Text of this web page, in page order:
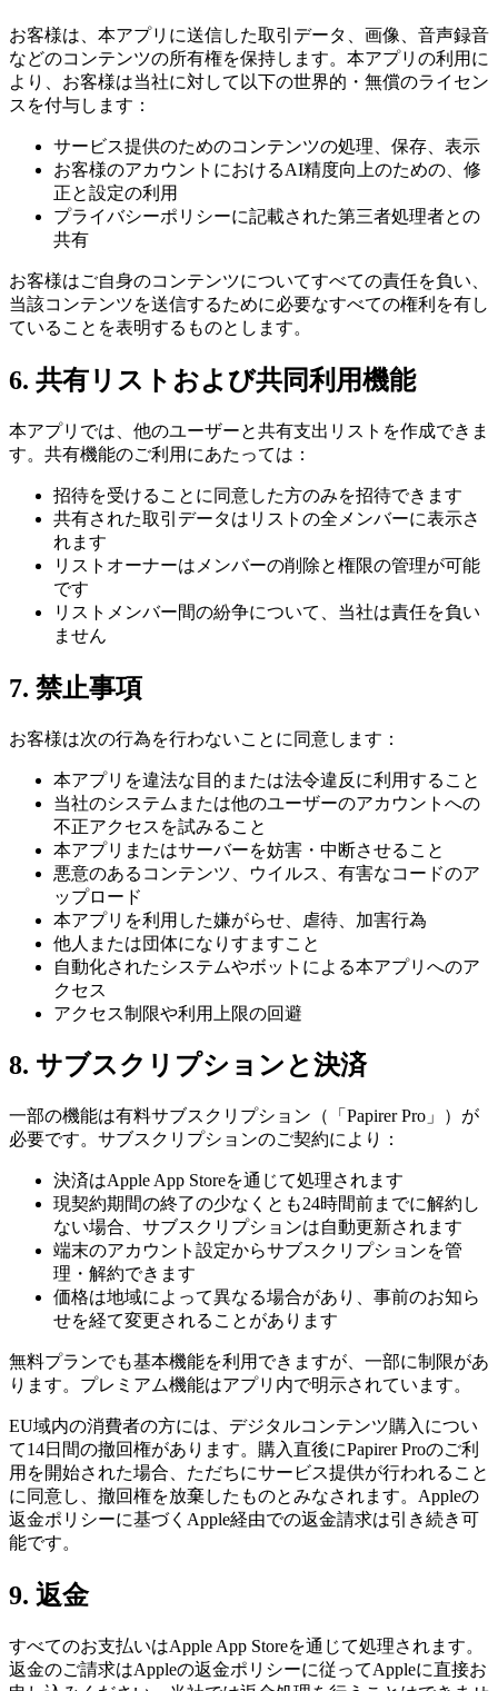
お客様は、本アプリに送信した取引データ、画像、音声録音
などのコンテンツの所有権を保持します。本アプリの利用に
より、お客様は当社に対して以下の世界的・無償のライセン
スを付与します：
サービス提供のためのコンテンツの処理、保存、表示
お客様のアカウントにおけるAI精度向上のための、修
正と設定の利用
プライバシーポリシーに記載された第三者処理者との
共有
お客様はご自身のコンテンツについてすべての責任を負い、
当該コンテンツを送信するために必要なすべての権利を有し
ていることを表明するものとします。
6. 共有リストおよび共同利用機能
本アプリでは、他のユーザーと共有支出リストを作成できま
す。共有機能のご利用にあたっては：
招待を受けることに同意した方のみを招待できます
共有された取引データはリストの全メンバーに表示さ
れます
リストオーナーはメンバーの削除と権限の管理が可能
です
リストメンバー間の紛争について、当社は責任を負い
ません
7. 禁止事項
お客様は次の行為を行わないことに同意します：
本アプリを違法な目的または法令違反に利用すること
当社のシステムまたは他のユーザーのアカウントへの
不正アクセスを試みること
本アプリまたはサーバーを妨害・中断させること
悪意のあるコンテンツ、ウイルス、有害なコードのア
ップロード
本アプリを利用した嫌がらせ、虐待、加害行為
他人または団体になりすますこと
自動化されたシステムやボットによる本アプリへのア
クセス
アクセス制限や利用上限の回避
8. サブスクリプションと決済
一部の機能は有料サブスクリプション（「Papirer Pro」）が
必要です。サブスクリプションのご契約により：
決済はApple App Storeを通じて処理されます
現契約期間の終了の少なくとも24時間前までに解約し
ない場合、サブスクリプションは自動更新されます
端末のアカウント設定からサブスクリプションを管
理・解約できます
価格は地域によって異なる場合があり、事前のお知ら
せを経て変更されることがあります
無料プランでも基本機能を利用できますが、一部に制限があ
ります。プレミアム機能はアプリ内で明示されています。
EU域内の消費者の方には、デジタルコンテンツ購入につい
て14日間の撤回権があります。購入直後にPapirer Proのご利
用を開始された場合、ただちにサービス提供が行われること
に同意し、撤回権を放棄したものとみなされます。Appleの
返金ポリシーに基づくApple経由での返金請求は引き続き可
能です。
9. 返金
すべてのお支払いはApple App Storeを通じて処理されます。
返金のご請求はAppleの返金ポリシーに従ってAppleに直接お